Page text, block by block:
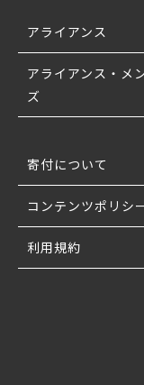
アライアンス
アライアンス・メ
ズ
寄付について
コンテンツポリシ
利用規約